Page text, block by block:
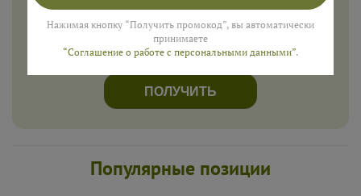
ПОЛУЧИТЬ
Популярные позиции
Нажимая кнопку “Получить промокод”, вы автоматически
принимаете
“Соглашение о работе с персональными данными”.